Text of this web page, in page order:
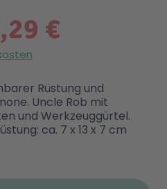
€
Rüstung und
Uncle Rob mit
und Werkzeuggürtel.
ca. 7 x 13 x 7 cm